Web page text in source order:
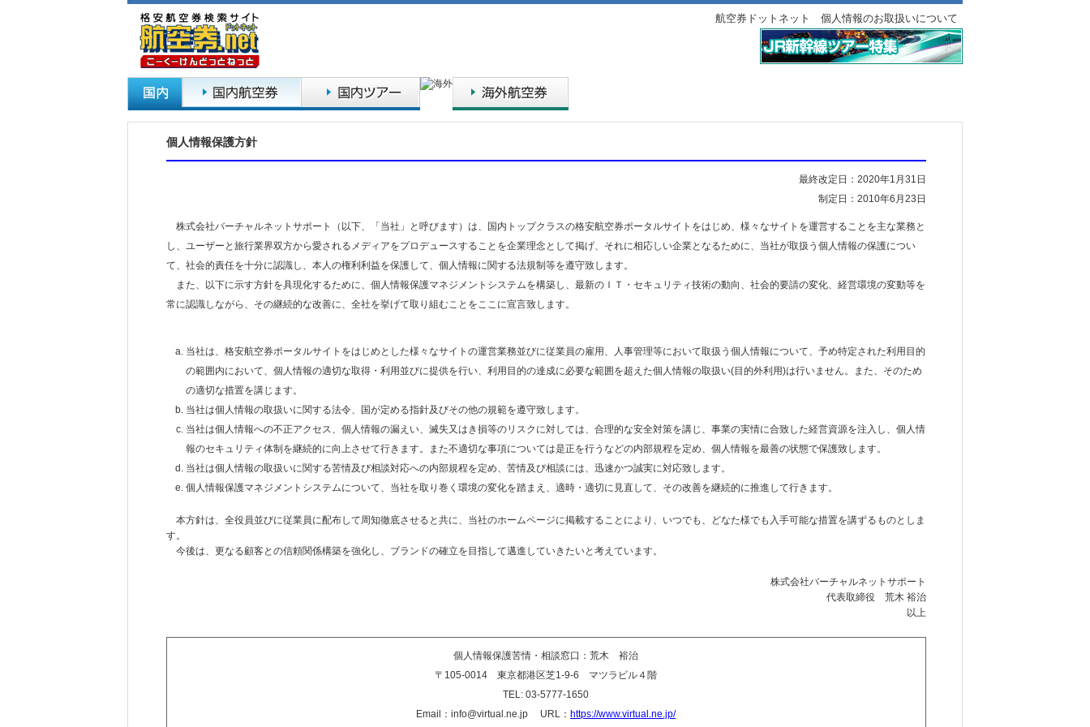
航空券ドットネット 個人情報のお取扱いについて
個人情報保護方針
最終改定日：2020年1月31日
制定日：2010年6月23日
株式会社バーチャルネットサポート（以下、「当社」と呼びます）は、国内トップクラスの格安航空券ポータルサイトをはじめ、様々なサイトを運営することを主な業務と
し、ユーザーと旅行業界双方から愛されるメディアをプロデュースすることを企業理念として掲げ、それに相応しい企業となるために、当社が取扱う個人情報の保護につい
て、社会的責任を十分に認識し、本人の権利利益を保護して、個人情報に関する法規制等を遵守致します。
また、以下に示す方針を具現化するために、個人情報保護マネジメントシステムを構築し、最新のＩＴ・セキュリティ技術の動向、社会的要請の変化、経営環境の変動等を
常に認識しながら、その継続的な改善に、全社を挙げて取り組むことをここに宣言致します。
当社は、格安航空券ポータルサイトをはじめとした様々なサイトの運営業務並びに従業員の雇用、人事管理等において取扱う個人情報について、予め特定された利用目的
の範囲内において、個人情報の適切な取得・利用並びに提供を行い、利用目的の達成に必要な範囲を超えた個人情報の取扱い(目的外利用)は行いません。また、そのため
の適切な措置を講じます。
当社は個人情報の取扱いに関する法令、国が定める指針及びその他の規範を遵守致します。
当社は個人情報への不正アクセス、個人情報の漏えい、滅失又はき損等のリスクに対しては、合理的な安全対策を講じ、事業の実情に合致した経営資源を注入し、個人情
報のセキュリティ体制を継続的に向上させて行きます。また不適切な事項については是正を行うなどの内部規程を定め、個人情報を最善の状態で保護致します。
当社は個人情報の取扱いに関する苦情及び相談対応への内部規程を定め、苦情及び相談には、迅速かつ誠実に対応致します。
個人情報保護マネジメントシステムについて、当社を取り巻く環境の変化を踏まえ、適時・適切に見直して、その改善を継続的に推進して行きます。
本方針は、全役員並びに従業員に配布して周知徹底させると共に、当社のホームページに掲載することにより、いつでも、どなた様でも入手可能な措置を講ずるものとしま
す。
今後は、更なる顧客との信頼関係構築を強化し、ブランドの確立を目指して邁進していきたいと考えています。
株式会社バーチャルネットサポート
代表取締役 荒木 裕治
以上
個人情報保護苦情・相談窓口：荒木 裕治
〒105-0014 東京都港区芝1-9-6 マツラビル４階
TEL: 03-5777-1650
Email：info@virtual.ne.jp URL： https://www.virtual.ne.jp/